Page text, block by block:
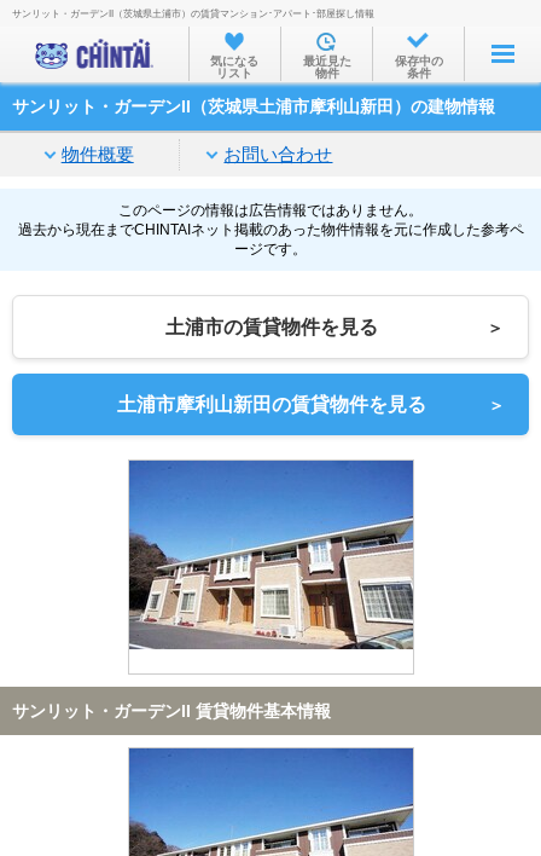
お部屋を探す
沿線・駅から
家賃相場から
通勤通学時間から
物件特集から
不動産会社から
TOP
サンリット・ガーデンII（茨城県土浦市）の賃貸マンション･アパート･部屋探し情報
気になる
リスト
最近見た
物件
保存中の
条件
サンリット・ガーデンII（茨城県土浦市摩利山新田）の建物情報
物件概要 お問い合わせ
このページの情報は広告情報ではありません。
過去から現在までCHINTAIネット掲載のあった物件情報を元に作成した参考ペ
ージです。
土浦市の賃貸物件を見る ＞
土浦市摩利山新田の賃貸物件を見る ＞
サンリット・ガーデンII 賃貸物件基本情報